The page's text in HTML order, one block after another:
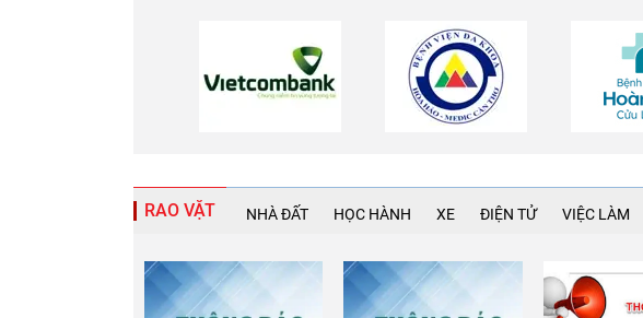
RAO VẶT NHÀ ĐẤT HỌC HÀNH XE ĐIỆN TỬ VIỆC LÀM